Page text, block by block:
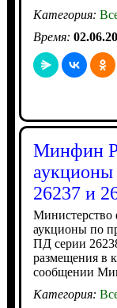
Категория:
Время:
Минфин
26237 и
Министерство
аукционы по
ПД серии
размещения в
сообщении
Категория: